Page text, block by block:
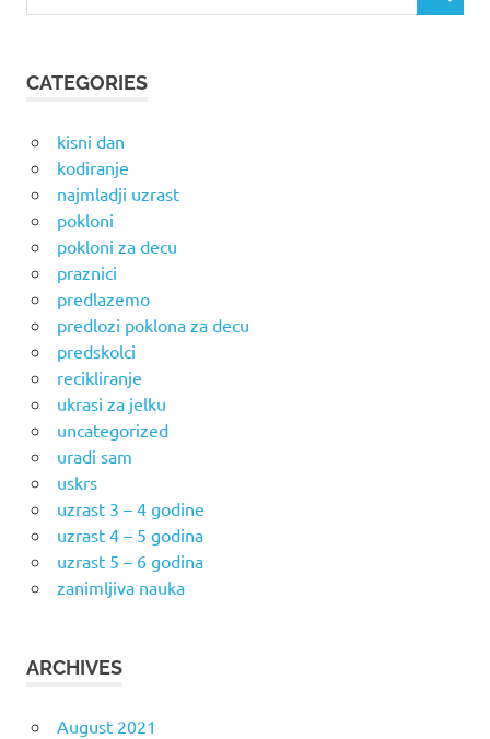
CATEGORIES
kisni dan
kodiranje
najmladji uzrast
pokloni
pokloni za decu
praznici
predlazemo
predlozi poklona za decu
predskolci
recikliranje
ukrasi za jelku
uncategorized
uradi sam
uskrs
uzrast 3 – 4 godine
uzrast 4 – 5 godina
uzrast 5 – 6 godina
zanimljiva nauka
ARCHIVES
August 2021